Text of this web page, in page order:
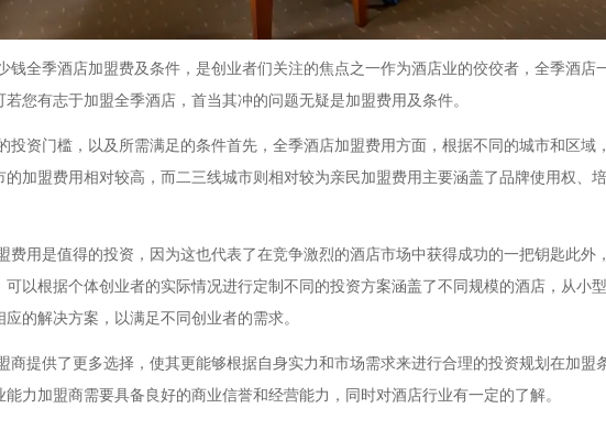
钱全季酒店加盟费及条件，是创业者们关注的焦点之一作为酒店业的佼佼者，全季酒店
您有志于加盟全季酒店，首当其冲的问题无疑是加盟费用及条件。
投资门槛，以及所需满足的条件首先，全季酒店加盟费用方面，根据不同的城市和区域
加盟费用相对较高，而二三线城市则相对较为亲民加盟费用主要涵盖了品牌使用权、
费用是值得的投资，因为这也代表了在竞争激烈的酒店市场中获得成功的一把钥匙此外
以根据个体创业者的实际情况进行定制不同的投资方案涵盖了不同规模的酒店，从小
的解决方案，以满足不同创业者的需求。
商提供了更多选择，使其更能够根据自身实力和市场需求来进行合理的投资规划在加盟
力加盟商需要具备良好的商业信誉和经营能力，同时对酒店行业有一定的了解。